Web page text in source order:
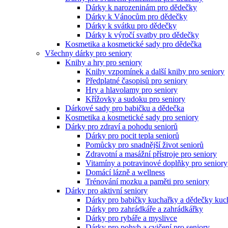
Dárky k narozeninám pro dědečky
Dárky k Vánocům pro dědečky
Dárky k svátku pro dědečky
Dárky k výročí svatby pro dědečky
Kosmetika a kosmetické sady pro dědečka
Všechny dárky pro seniory
Knihy a hry pro seniory
Knihy vzpomínek a další knihy pro seniory
Předplatné časopisů pro seniory
Hry a hlavolamy pro seniory
Křížovky a sudoku pro seniory
Dárkové sady pro babičku a dědečka
Kosmetika a kosmetické sady pro seniory
Dárky pro zdraví a pohodu seniorů
Dárky pro pocit tepla seniorů
Pomůcky pro snadnější život seniorů
Zdravotní a masážní přístroje pro seniory
Vitamíny a potravinové doplňky pro seniory
Domácí lázně a wellness
Trénování mozku a paměti pro seniory
Dárky pro aktivní seniory
Dárky pro babičky kuchařky a dědečky
Dárky pro zahrádkáře a zahrádkářky
Dárky pro rybáře a myslivce